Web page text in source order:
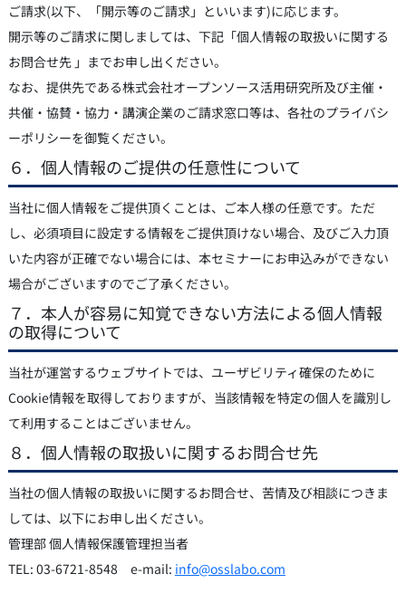
ご請求(以下、「開示等のご請求」といいます)に応じます。
開示等のご請求に関しましては、下記「個人情報の取扱いに関する
お問合せ先 」までお申し出ください。
なお、提供先である株式会社オープンソース活用研究所及び主催・
共催・協賛・協力・講演企業のご請求窓口等は、各社のプライバシ
ーポリシーを御覧ください。
６．個人情報のご提供の任意性について
当社に個人情報をご提供頂くことは、ご本人様の任意です。ただ
し、必須項目に設定する情報をご提供頂けない場合、及びご入力頂
いた内容が正確でない場合には、本セミナーにお申込みができない
場合がございますのでご了承ください。
７．本人が容易に知覚できない方法による個人情報
の取得について
当社が運営するウェブサイトでは、ユーザビリティ確保のために
Cookie情報を取得しておりますが、当該情報を特定の個人を識別し
て利用することはございません。
８．個人情報の取扱いに関するお問合せ先
当社の個人情報の取扱いに関するお問合せ、苦情及び相談につきま
しては、以下にお申し出ください。
管理部 個人情報保護管理担当者
TEL: 03-6721-8548 e-mail: info@osslabo.com